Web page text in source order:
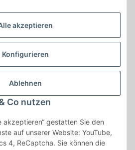
akzeptieren
Konfigurieren
Ablehnen
Co nutzen
akzeptieren“ gestatten Sie den
auf unserer Website: YouTube,
4, ReCaptcha. Sie können die
shop.de
USt., zzgl.Versand